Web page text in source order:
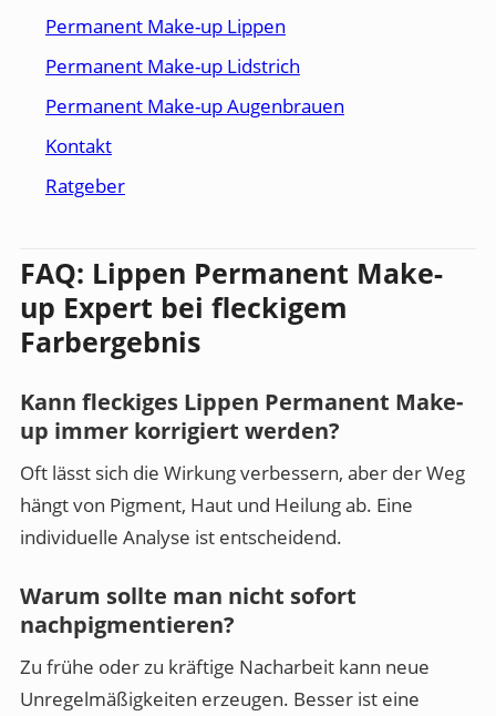
Permanent Make-up Lippen
Permanent Make-up Lidstrich
Permanent Make-up Augenbrauen
Kontakt
Ratgeber
FAQ: Lippen Permanent Make-
up Expert bei fleckigem
Farbergebnis
Kann fleckiges Lippen Permanent Make-
up immer korrigiert werden?
Oft lässt sich die Wirkung verbessern, aber der Weg
hängt von Pigment, Haut und Heilung ab. Eine
individuelle Analyse ist entscheidend.
Warum sollte man nicht sofort
nachpigmentieren?
Zu frühe oder zu kräftige Nacharbeit kann neue
Unregelmäßigkeiten erzeugen. Besser ist eine